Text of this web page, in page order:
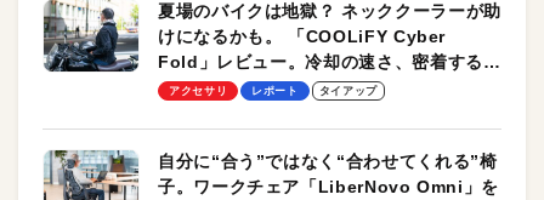
夏場のバイクは地獄？ ネッククーラーが助
けになるかも。 「COOLiFY Cyber
Fold」レビュー。冷却の速さ、密着する冷
却プレート、シンプルな操作性がグッド！
アクセサリ レポート タイアップ
自分に“合う”ではなく“合わせてくれる”椅
子。ワークチェア「LiberNovo Omni」を